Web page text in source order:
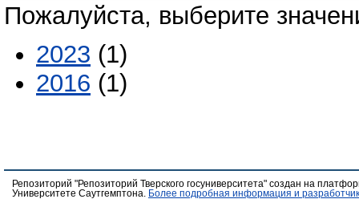
Пожалуйста, выберите
2023 (1)
2016 (1)
Репозиторий "Репозиторий Тверского госуниверситета" создан на
Университете Саутгемптона.
Более подробная информация и